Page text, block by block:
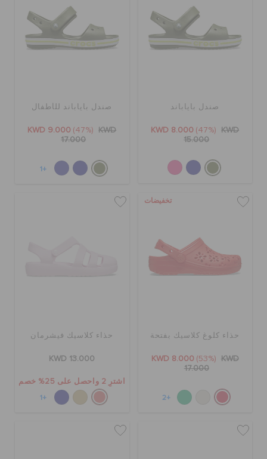
صندل باياباند
KWD 8.000 (47%)
KWD
15.000
صندل باياباند للأطفال
KWD 9.000 (47%)
KWD
17.000
+1
تخفيضات
حذاء كلوغ كلاسيك بفتحة
KWD 8.000 (53%)
KWD
17.000
+2
حذاء كلاسيك فيشرمان
KWD 13.000
اشترِ 2 واحصل على 25% خصم
+1